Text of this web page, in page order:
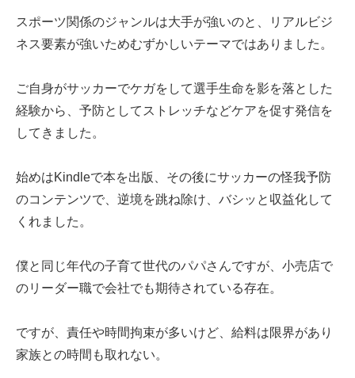
スポーツ関係のジャンルは大手が強いのと、リアルビジ
ネス要素が強いためむずかしいテーマではありました。
ご自身がサッカーでケガをして選手生命を影を落とした
経験から、予防としてストレッチなどケアを促す発信を
してきました。
始めはKindleで本を出版、その後にサッカーの怪我予防
のコンテンツで、逆境を跳ね除け、バシッと収益化して
くれました。
僕と同じ年代の子育て世代のパパさんですが、小売店で
のリーダー職で会社でも期待されている存在。
ですが、責任や時間拘束が多いけど、給料は限界があり
家族との時間も取れない。